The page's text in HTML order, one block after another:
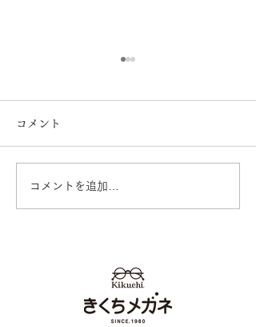
イオンタウン田崎店 営業
コメント
コメントを追加…